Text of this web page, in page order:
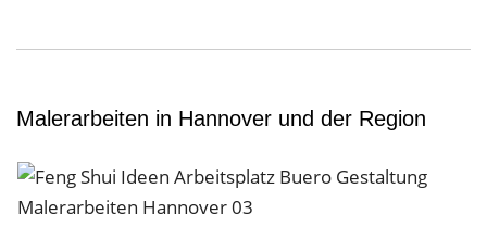
Heyse Lifestyle
Navigation schließen
Malerarbeiten in Hannover und der Region